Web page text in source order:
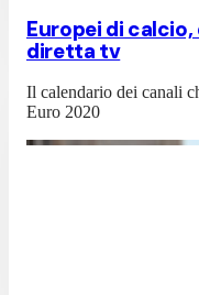
Europei di
diretta tv
Il calendario dei canali
Euro 2020